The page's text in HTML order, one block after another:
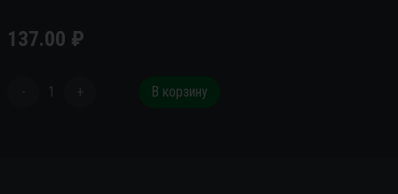
137.00 ₽
- 1 + В корзину